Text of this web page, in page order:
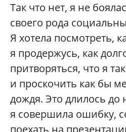
Так что нет, я не
своего рода
Я хотела посмотреть,
я продержусь, как
притворяться, что я
и проскочить как бы
дождя. Это длилось до
я совершила ошибку,